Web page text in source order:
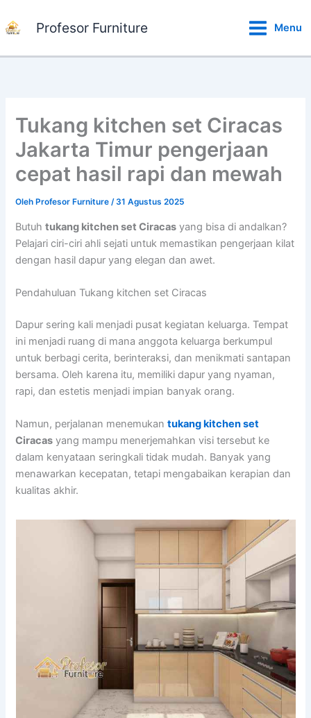
ke
Profesor Furniture Menu
Tukang kitchen set Ciracas
Jakarta Timur pengerjaan
cepat hasil rapi dan mewah
Oleh Profesor Furniture/31 Agustus 2025
Butuhtukang kitchen set Ciracas yang bisa di andalkan?
Pelajari ciri-ciri ahli sejati untuk memastikan pengerjaan kilat
dengan hasil dapur yang elegan dan awet.
Pendahuluan Tukang kitchen set Ciracas
Dapur sering kali menjadi pusat kegiatan keluarga. Tempat
ini menjadi ruang di mana anggota keluarga berkumpul
untuk berbagi cerita, berinteraksi, dan menikmati santapan
bersama. Oleh karena itu, memiliki dapur yang nyaman,
rapi, dan estetis menjadi impian banyak orang.
Namun, perjalanan menemukantukang kitchen set
Ciracas yang mampu menerjemahkan visi tersebut ke
dalam kenyataan seringkali tidak mudah. Banyak yang
menawarkan kecepatan, tetapi mengabaikan kerapian dan
kualitas akhir.